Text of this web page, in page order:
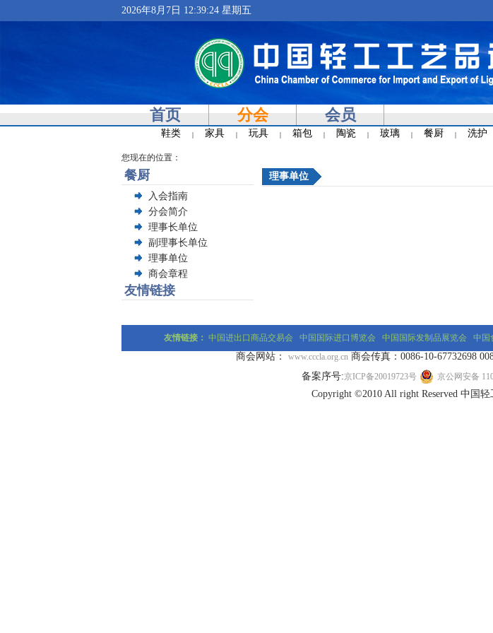
2026年8月7日 12:39:25 星期五
首页 分会
鞋类 | 家具 | 玩具 | 箱包 | 陶瓷 | 玻璃 | 餐厨 | 洗护
会员
您现在的位置：
餐厨
入会指南
分会简介
理事长单位
副理事长单位
理事单位
商会章程
友情链接
理事单位
友情链接： 中国进出口商品交易会 中国国际进口博览会 中国国际发制品展览会 中国
商会网站： www.cccla.org.cn 商会传真：0086-10-67732698
备案序号:京ICP备20019723号 京公网安备
Copyright ©2010 All right Reserved 中国